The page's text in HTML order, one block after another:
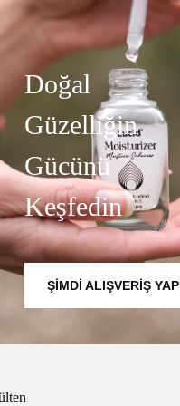
Doğal
Güzelliğin
Gücünü
Keşfedin
ŞIMDI ALIŞVERIŞ YAP